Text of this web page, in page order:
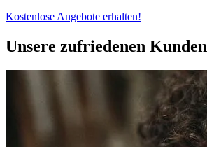
Kostenlose Angebote erhalten!
Unsere zufriedenen Kunden